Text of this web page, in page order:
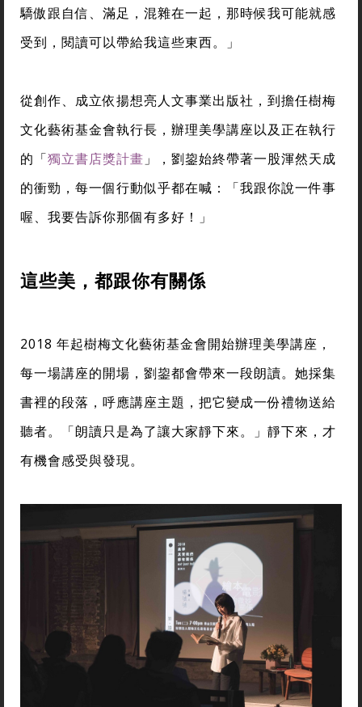
驕傲跟自信、滿足，混雜在一起，那時候我可能就感
受到，閱讀可以帶給我這些東西。」
從創作、成立依揚想亮人文事業出版社，到擔任樹梅
文化藝術基金會執行長，辦理美學講座以及正在執行
的「獨立書店獎計畫 」，劉鋆始終帶著一股渾然天成
的衝勁，每一個行動似乎都在喊：「我跟你說一件事
喔、我要告訴你那個有多好！」
這些美，都跟你有關係
2018 年起樹梅文化藝術基金會開始辦理美學講座，
每一場講座的開場，劉鋆都會帶來一段朗讀。她採集
書裡的段落，呼應講座主題，把它變成一份禮物送給
聽者。「朗讀只是為了讓大家靜下來。」靜下來，才
有機會感受與發現。